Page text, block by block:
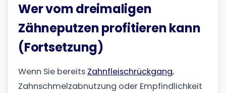
Wer vom dreimaligen
Zähneputzen profitieren kann
(Fortsetzung)
Wenn Sie bereits Zahnfleischrückgang,
Zahnschmelzabnutzung oder Empfindlichkeit